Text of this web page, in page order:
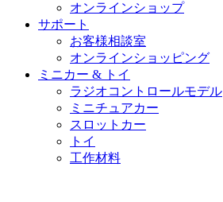
オンラインショップ
サポート
お客様相談室
オンラインショッピング
ミニカー & トイ
ラジオコントロールモデル
ミニチュアカー
スロットカー
トイ
工作材料